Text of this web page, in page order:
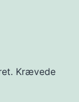
Krævede